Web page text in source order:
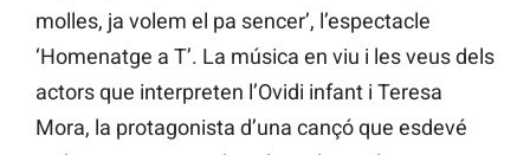
molles, ja volem el pa sencer’, l’espectacle
‘Homenatge a T’. La música en viu i les veus dels
actors que interpreten l’Ovidi infant i Teresa
Mora, la protagonista d’una cançó que esdevé